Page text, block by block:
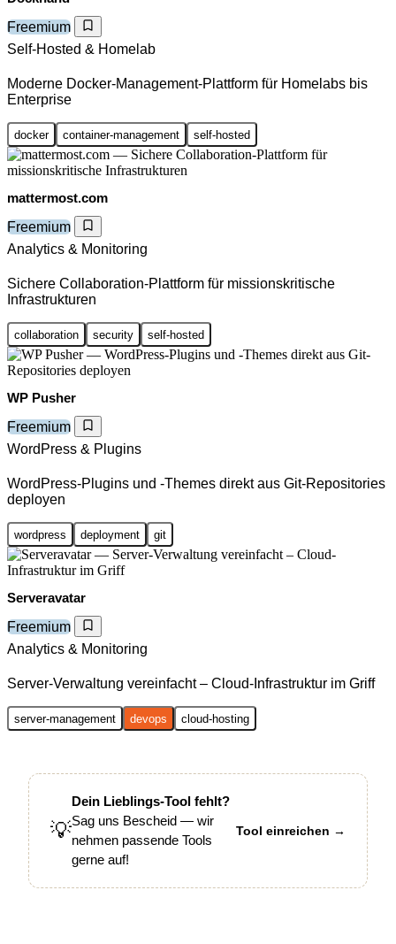
Freemium
Self-Hosted & Homelab
Moderne Docker-Management-Plattform für Homelabs bis
Enterprise
docker container-management self-hosted
mattermost.com
Freemium
Analytics & Monitoring
Sichere Collaboration-Plattform für missionskritische
Infrastrukturen
collaboration security self-hosted
WP Pusher
Freemium
WordPress & Plugins
WordPress-Plugins und -Themes direkt aus Git-Repositories
deployen
wordpress deployment git
Serveravatar
Freemium
Analytics & Monitoring
Server-Verwaltung vereinfacht – Cloud-Infrastruktur im Griff
server-management devops cloud-hosting
💡
Dein Lieblings-Tool fehlt?
Sag uns Bescheid — wir
nehmen passende Tools
gerne auf!
Tool einreichen →